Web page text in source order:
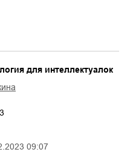
09:07
для интеллектуалок